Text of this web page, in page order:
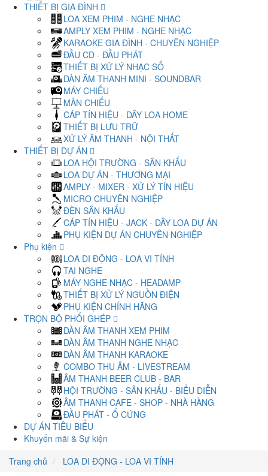
THIẾT BỊ GIA ĐÌNH
LOA XEM PHIM - NGHE NHẠC
AMPLY XEM PHIM - NGHE NHẠC
KARAOKE GIA ĐÌNH - CHUYÊN NGHIỆP
ĐẦU CD - ĐẦU PHÁT
THIẾT BỊ XỬ LÝ NHẠC SỐ
DÀN ÂM THANH MINI - SOUNDBAR
MÁY CHIẾU
MÀN CHIẾU
CÁP TÍN HIỆU - DÂY LOA HOME
THIẾT BỊ LƯU TRỮ
XỬ LÝ ÂM THANH - NỘI THẤT
THIẾT BỊ DỰ ÁN
LOA HỘI TRƯỜNG - SÂN KHẤU
LOA DỰ ÁN - THƯƠNG MẠI
AMPLY - MIXER - XỬ LÝ TÍN HIỆU
MICRO CHUYÊN NGHIỆP
ĐÈN SÂN KHẤU
CÁP TÍN HIỆU - JACK - DÂY LOA DỰ ÁN
PHỤ KIỆN DỰ ÁN CHUYÊN NGHIỆP
Phụ kiện
LOA DI ĐỘNG - LOA VI TÍNH
TAI NGHE
MÁY NGHE NHẠC - HEADAMP
THIẾT BỊ XỬ LÝ NGUỒN ĐIỆN
PHỤ KIỆN CHÍNH HÃNG
TRỌN BỘ PHỐI GHÉP
DÀN ÂM THANH XEM PHIM
DÀN ÂM THANH NGHE NHẠC
DÀN ÂM THANH KARAOKE
COMBO THU ÂM - LIVESTREAM
ÂM THANH BEER CLUB - BAR
HỘI TRƯỜNG - SÂN KHẤU - BIỂU DIỄN
ÂM THANH CAFE - SHOP - NHÀ HÀNG
ĐẦU PHÁT - Ổ CỨNG
DỰ ÁN TIÊU BIỂU
Khuyến mãi & Sự kiện
Trang chủ
LOA DI ĐỘNG - LOA VI TÍNH